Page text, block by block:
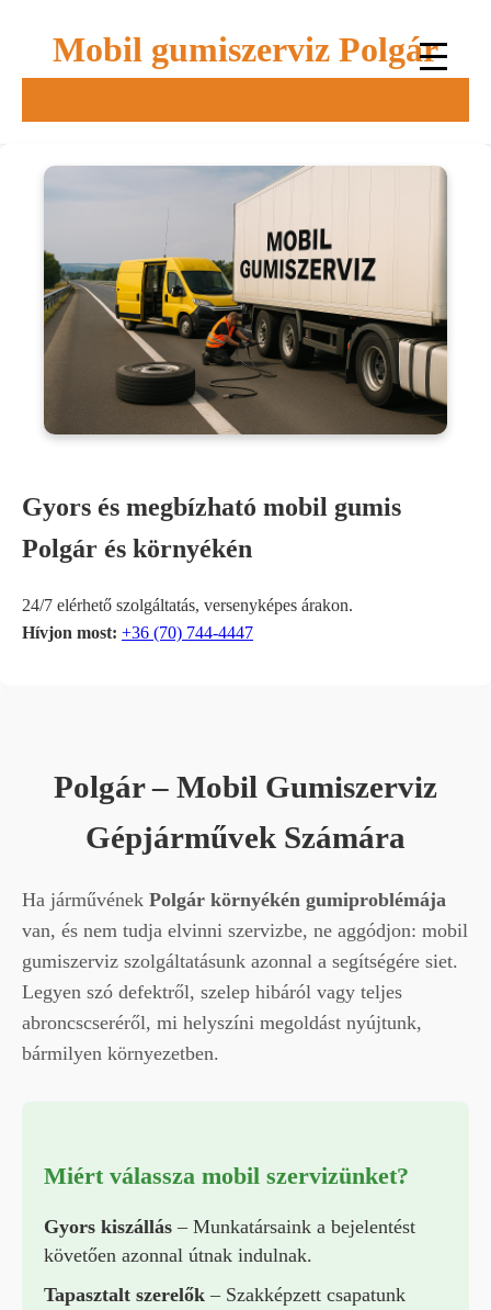
Mobil gumiszerviz Polgár
Gyors és megbízható mobil gumis
Polgár és környékén
24/7 elérhető szolgáltatás, versenyképes árakon.
Hívjon most: +36 (70) 744-4447
Polgár – Mobil Gumiszerviz
Gépjárművek Számára
Ha járművének Polgár környékén gumiproblémája
van, és nem tudja elvinni szervizbe, ne aggódjon: mobil
gumiszerviz szolgáltatásunk azonnal a segítségére siet.
Legyen szó defektről, szelep hibáról vagy teljes
abroncscseréről, mi helyszíni megoldást nyújtunk,
bármilyen környezetben.
Miért válassza mobil szervizünket?
Gyors kiszállás – Munkatársaink a bejelentést
követően azonnal útnak indulnak.
Tapasztalt szerelők – Szakképzett csapatunk